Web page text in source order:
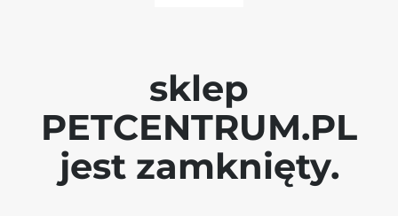
sklep
PETCENTRUM.PL
jest zamknięty.